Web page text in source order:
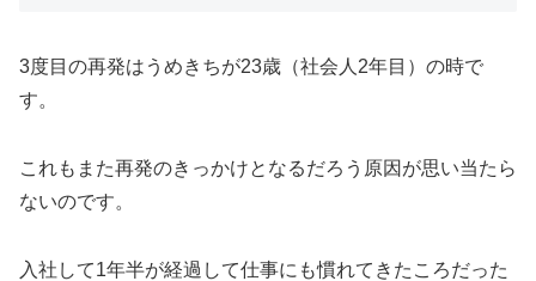
3度目の再発はうめきちが23歳（社会人2年目）の時で
す。
これもまた再発のきっかけとなるだろう原因が思い当たら
ないのです。
入社して1年半が経過して仕事にも慣れてきたころだった